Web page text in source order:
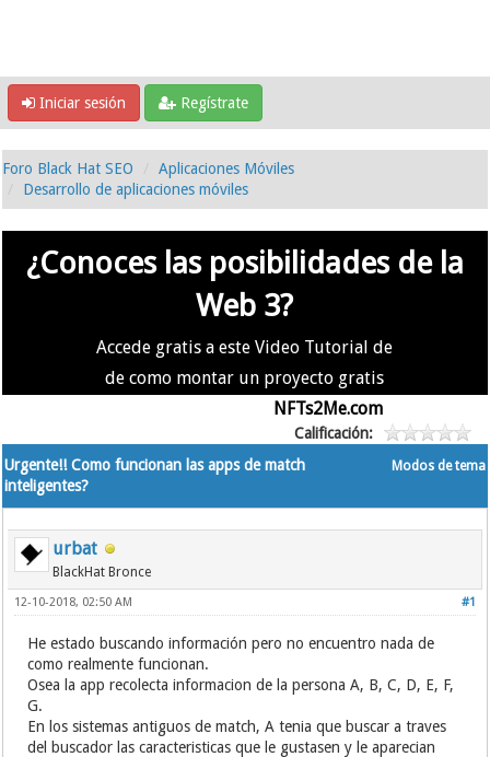
Iniciar sesión Regístrate
Foro Black Hat SEO
Aplicaciones Móviles
Desarrollo de aplicaciones móviles
¿Conoces las posibilidades de la
Web 3?
Accede gratis a este Video Tutorial de
de como montar un proyecto gratis
NFTs2Me.com
Calificación:
Modos de tema
Urgente!! Como funcionan las apps de match
inteligentes?
urbat
BlackHat Bronce
#1
12-10-2018, 02:50 AM
He estado buscando información pero no encuentro nada de
como realmente funcionan.
Osea la app recolecta informacion de la persona A, B, C, D, E, F,
G.
En los sistemas antiguos de match, A tenia que buscar a traves
del buscador las caracteristicas que le gustasen y le aparecian